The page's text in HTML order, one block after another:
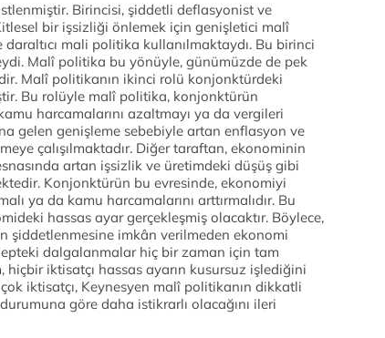
Birincisi, şiddetli deflasyonist ve
bir işsizliği önlemek için genişletici malî
mali politika kullanılmaktaydı. Bu birinci
Malî politika bu yönüyle, günümüzde de pek
Malî politikanın ikinci rolü konjonktürdeki
Bu rolüyle malî politika, konjonktürün
harcamalarını azaltmayı ya da vergileri
gelen genişleme sebebiyle artan enflasyon ve
çalışılmaktadır. Diğer taraftan, ekonominin
artan işsizlik ve üretimdeki düşüş gibi
Konjonktürün bu evresinde, ekonomiyi
ya da kamu harcamalarını arttırmalıdır. Bu
hassas ayar gerçekleşmiş olacaktır. Böylece,
şiddetlenmesine imkân verilmeden ekonomi
dalgalanmalar hiç bir zaman için tam
iktisatçı hassas ayarın kusursuz işlediğini
iktisatçı, Keynesyen malî politikanın dikkatli
göre daha istikrarlı olacağını ileri